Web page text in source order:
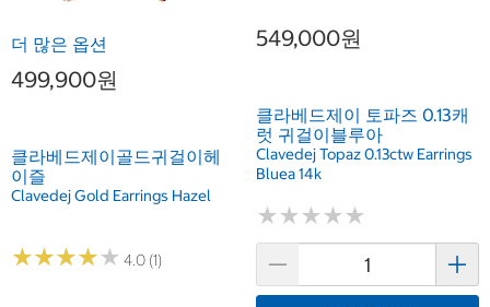
더 많은 옵션
499,900원
클라베드제이골드귀걸이헤
이즐
Clavedej Gold Earrings Hazel
★★★★★
★★★★★ 4.0 (1)
549,000원
클라베드제이 토파즈 0.13캐
럿 귀걸이블루아
Clavedej Topaz 0.13ctw Earrings
Bluea 14k
★★★★★
★★★★★